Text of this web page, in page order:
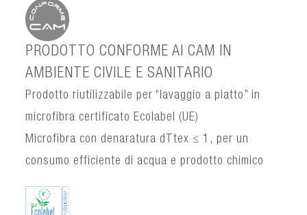
PRODOTTO CONFORME AI CAM IN
AMBIENTE CIVILE E SANITARIO
Prodotto riutilizzabile per “lavaggio a piatto” in
microfibra certificato Ecolabel (UE)
Microfibra con denaratura dTtex ≤ 1, per un
consumo efficiente di acqua e prodotto chimico